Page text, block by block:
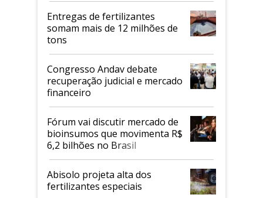
Entregas de fertilizantes
somam mais de 12 milhões de
tons
Congresso Andav debate
recuperação judicial e mercado
financeiro
Fórum vai discutir mercado de
bioinsumos que movimenta R$
6,2 bilhões no Brasil
Abisolo projeta alta dos
fertilizantes especiais